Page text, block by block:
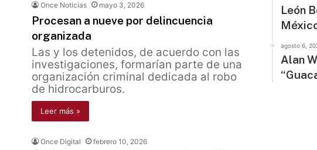
Once Noticias mayo 3, 2026
Procesan a nueve por delincuencia
organizada
Las y los detenidos, de acuerdo con las
investigaciones, formarían parte de una
organización criminal dedicada al robo
de hidrocarburos.
Leer más »
Once Digital febrero 10, 2026
León
agosto 6,
Alan